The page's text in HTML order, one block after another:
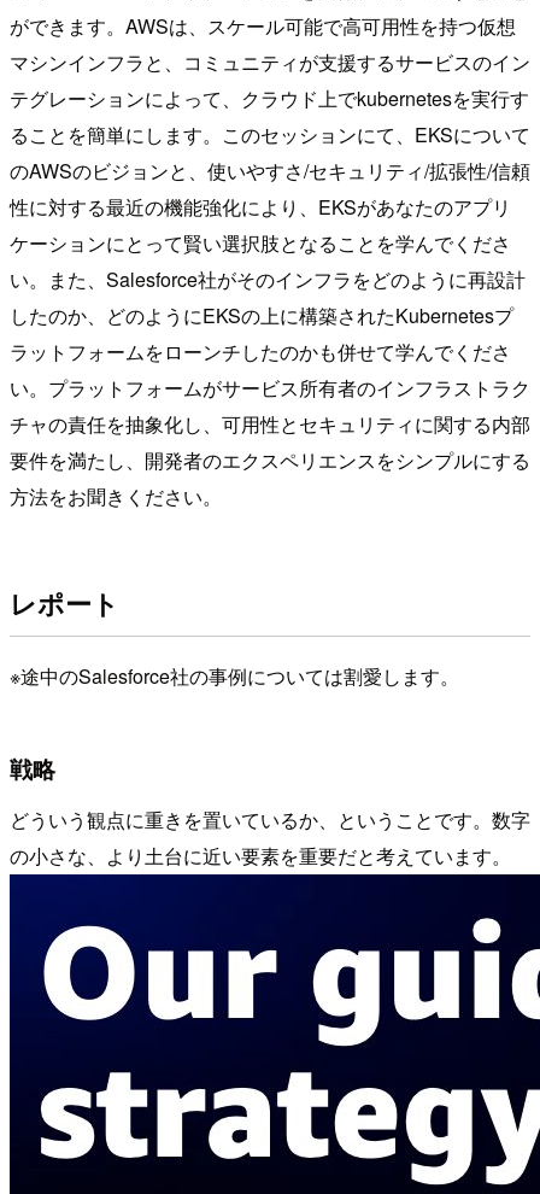
ができます。AWSは、スケール可能で高可用性を持つ仮想
マシンインフラと、コミュニティが支援するサービスのイン
テグレーションによって、クラウド上でkubernetesを実行す
ることを簡単にします。このセッションにて、EKSについて
のAWSのビジョンと、使いやすさ/セキュリティ/拡張性/信頼
性に対する最近の機能強化により、EKSがあなたのアプリ
ケーションにとって賢い選択肢となることを学んでくださ
い。また、Salesforce社がそのインフラをどのように再設計
したのか、どのようにEKSの上に構築されたKubernetesプ
ラットフォームをローンチしたのかも併せて学んでくださ
い。プラットフォームがサービス所有者のインフラストラク
チャの責任を抽象化し、可用性とセキュリティに関する内部
要件を満たし、開発者のエクスペリエンスをシンプルにする
方法をお聞きください。
レポート
※途中のSalesforce社の事例については割愛します。
戦略
どういう観点に重きを置いているか、ということです。数字
の小さな、より土台に近い要素を重要だと考えています。